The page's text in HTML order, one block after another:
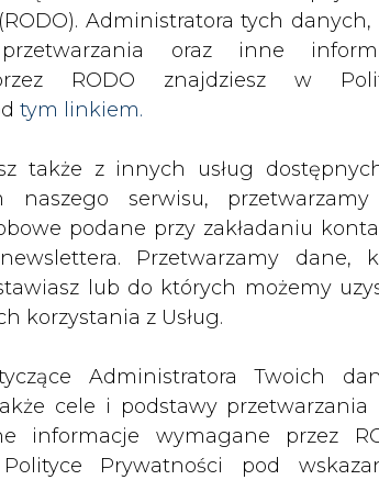
oraz inne
RODO znajdziesz w
tym linkiem.
naszego serwisu,
podane przy zakładaniu
Przetwarzamy dane,
lub do których możemy
korzystania z Usług.
cele i podstawy przetwarzania
informacje wymagane przez
Prywatności pod
). Dane zbierane na
CO2, węgla i paliw
drukuj skomentuj udostępnij :